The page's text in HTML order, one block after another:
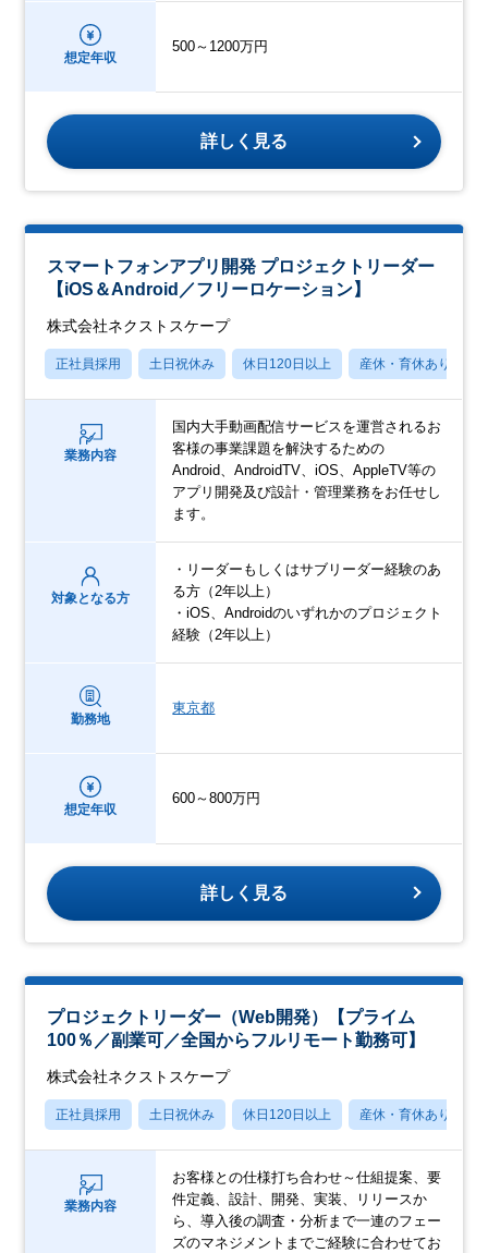
想定年収
500～1200万円
詳しく見る
スマートフォンアプリ開発 プロジェクトリーダー
【iOS＆Android／フリーロケーション】
株式会社ネクストスケープ
正社員採用 土日祝休み 休日120日以上 産休・育休あり
業務内容
国内大手動画配信サービスを運営されるお
客様の事業課題を解決するための
Android、AndroidTV、iOS、AppleTV等の
アプリ開発及び設計・管理業務をお任せし
ます。
対象となる方
・リーダーもしくはサブリーダー経験のあ
る方（2年以上）
・iOS、Androidのいずれかのプロジェクト
経験（2年以上）
勤務地
東京都
想定年収
600～800万円
詳しく見る
プロジェクトリーダー（Web開発）【プライム
100％／副業可／全国からフルリモート勤務可】
株式会社ネクストスケープ
正社員採用 土日祝休み 休日120日以上 産休・育休あり
業務内容
お客様との仕様打ち合わせ～仕組提案、要
件定義、設計、開発、実装、リリースか
ら、導入後の調査・分析まで一連のフェー
ズのマネジメントまでご経験に合わせてお